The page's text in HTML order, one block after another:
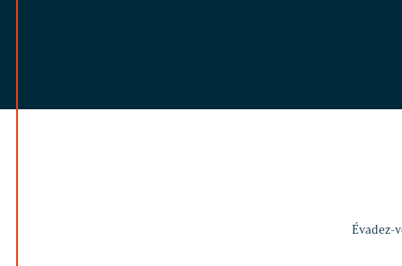
Évadez-